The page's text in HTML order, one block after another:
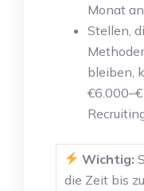
Monat
Stellen,
bleiben,
Wichtig:
die Zeit bis